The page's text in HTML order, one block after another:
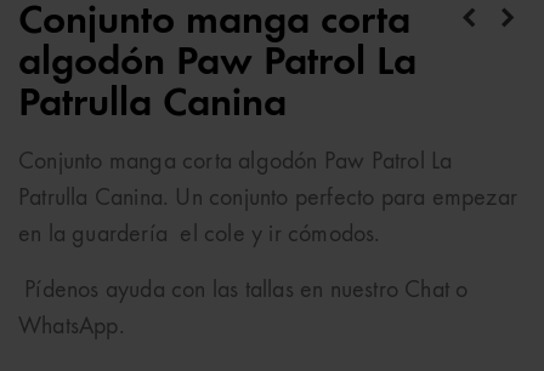
Conjunto manga corta
algodón Paw Patrol La
Patrulla Canina
Conjunto manga corta algodón Paw Patrol La
Patrulla Canina. Un conjunto perfecto para empezar
en la guardería el cole y ir cómodos.
Pídenos ayuda con las tallas en nuestro Chat o
WhatsApp.